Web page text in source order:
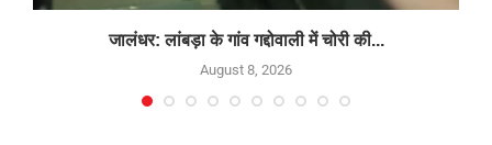
जालंधर: लांबड़ा के गांव गद्दोवाली में चोरी की...
August 8, 2026